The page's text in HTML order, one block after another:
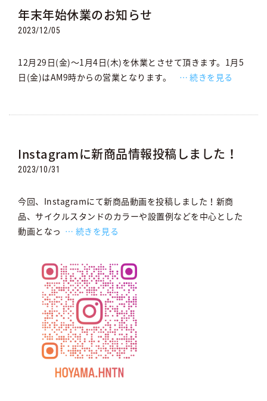
年末年始休業のお知らせ
2023/12/05
12月29日(金)～1月4日(木)を休業とさせて頂きます。1月5
日(金)はAM9時からの営業となります。
続きを見る
Instagramに新商品情報投稿しました！
2023/10/31
今回、Instagramにて新商品動画を投稿しました！新商
品、サイクルスタンドのカラーや設置例などを中心とした
動画となっ
続きを見る